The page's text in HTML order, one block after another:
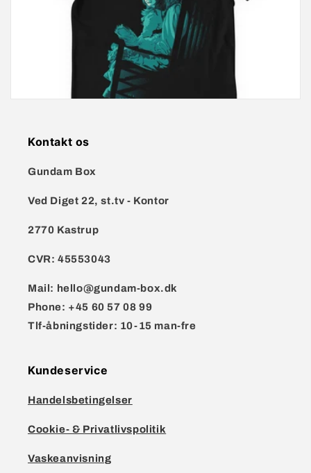
Kontakt os
Gundam Box
Ved Diget 22, st.tv - Kontor
2770 Kastrup
CVR: 45553043
Mail: hello@gundam-box.dk
Phone: +45 60 57 08 99
Tlf-åbningstider: 10-15 man-fre
Kundeservice
Handelsbetingelser
Cookie- & Privatlivspolitik
Vaskeanvisning